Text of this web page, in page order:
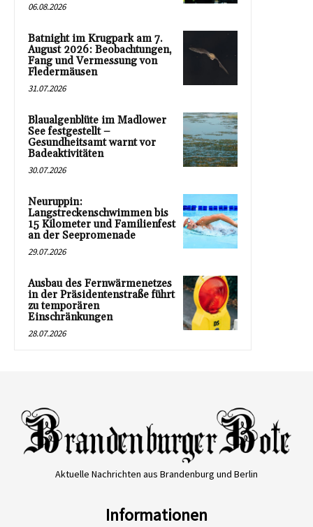
06.08.2026
Batnight im Krugpark am 7.
August 2026: Beobachtungen,
Fang und Vermessung von
Fledermäusen
31.07.2026
Blaualgenblüte im Madlower
See festgestellt –
Gesundheitsamt warnt vor
Badeaktivitäten
30.07.2026
Neuruppin:
Langstreckenschwimmen bis
15 Kilometer und Familienfest
an der Seepromenade
29.07.2026
Ausbau des Fernwärmenetzes
in der Präsidentenstraße führt
zu temporären
Einschränkungen
28.07.2026
Aktuelle Nachrichten aus Brandenburg und Berlin
Informationen